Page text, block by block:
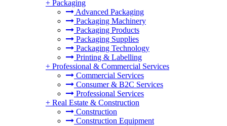
+ Packaging
Advanced Packaging
Packaging Machinery
Packaging Products
Packaging Supplies
Packaging Technology
Printing & Labelling
+ Professional & Commercial Services
Commercial Services
Consumer & B2C Services
Professional Services
+ Real Estate & Construction
Construction
Construction Equipment